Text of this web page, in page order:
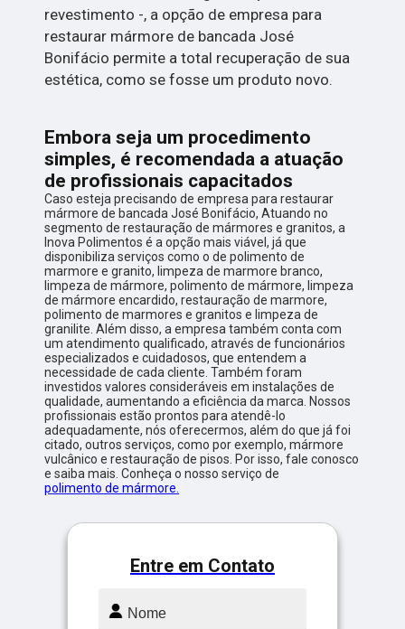
revestimento -, a opção de empresa para
restaurar mármore de bancada José
Bonifácio permite a total recuperação de sua
estética, como se fosse um produto novo.
Embora seja um procedimento
simples, é recomendada a atuação
de profissionais capacitados
Caso esteja precisando de empresa para restaurar
mármore de bancada José Bonifácio, Atuando no
segmento de restauração de mármores e granitos, a
Inova Polimentos é a opção mais viável, já que
disponibiliza serviços como o de polimento de
marmore e granito, limpeza de marmore branco,
limpeza de mármore, polimento de mármore, limpeza
de mármore encardido, restauração de marmore,
polimento de marmores e granitos e limpeza de
granilite. Além disso, a empresa também conta com
um atendimento qualificado, através de funcionários
especializados e cuidadosos, que entendem a
necessidade de cada cliente. Também foram
investidos valores consideráveis em instalações de
qualidade, aumentando a eficiência da marca. Nossos
profissionais estão prontos para atendê-lo
adequadamente, nós oferecermos, além do que já foi
citado, outros serviços, como por exemplo, mármore
vulcânico e restauração de pisos. Por isso, fale conosco
e saiba mais. Conheça o nosso serviço de
polimento de mármore.
Entre em Contato